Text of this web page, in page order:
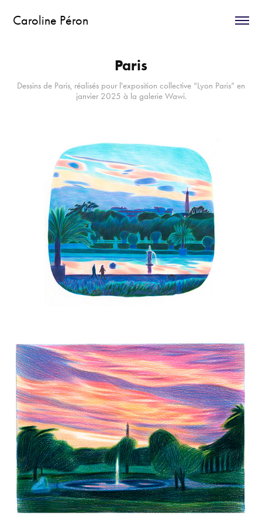
Caroline Péron
Paris
Dessins de Paris, réalisés pour l'exposition collective “Lyon Paris” en
janvier 2025 à la galerie Wawi.